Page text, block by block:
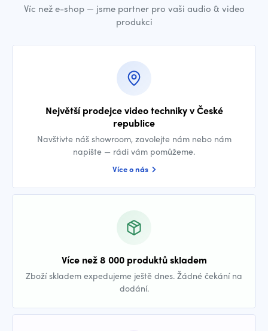
Víc než e-shop — jsme partner pro vaši audio & video
produkci
Největší prodejce video techniky v České
republice
Navštivte náš showroom, zavolejte nám nebo nám
napište — rádi vám pomůžeme.
Více o nás
Více než 8 000 produktů skladem
Zboží skladem expedujeme ještě dnes. Žádné čekání na
dodání.